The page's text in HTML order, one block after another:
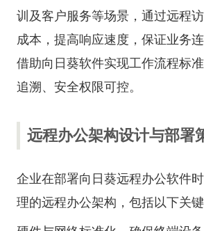
训及客户服务等场景，通过远程
成本，提高响应速度，保证业务
借助向日葵软件实现工作流程标
追溯、安全权限可控。
远程办公架构设计与部署
企业在部署向日葵远程办公软件
理的远程办公架构，包括以下关键